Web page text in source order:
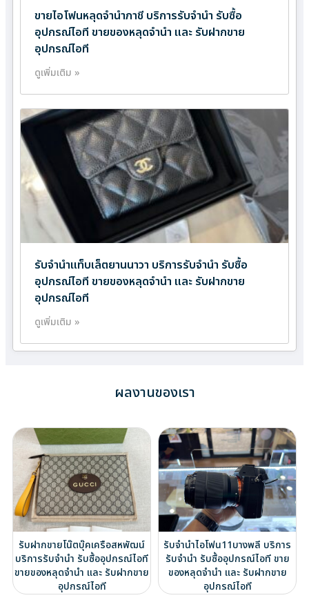
ขายไอโฟนหลุดจำนำภาชี บริการรับจำนำ รับซื้อ
อุปกรณ์ไอที ขายของหลุดจำนำ และ รับฝากขาย
อุปกรณ์ไอที
ดูเพิ่มเติม »
รับจำนำแท็บเล็ตยานนาวา บริการรับจำนำ รับซื้อ
อุปกรณ์ไอที ขายของหลุดจำนำ และ รับฝากขาย
อุปกรณ์ไอที
ดูเพิ่มเติม »
ผลงานของเรา
รับฝากขายโน๊ตบุ๊คเครือสหพัฒน์
บริการรับจำนำ รับซื้ออุปกรณ์ไอที
ขายของหลุดจำนำ และ รับฝากขาย
อุปกรณ์ไอที
รับจำนำไอโฟน11บางพลี บริการ
รับจำนำ รับซื้ออุปกรณ์ไอที ขาย
ของหลุดจำนำ และ รับฝากขาย
อุปกรณ์ไอที